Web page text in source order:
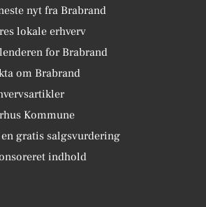
nyt fra Brabrand
lokale erhverv
for Brabrand
om Brabrand
Kommune
en gratis salgsvurdering
indhold